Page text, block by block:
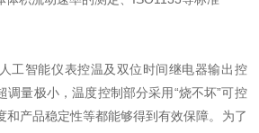
智能仪表控温及双位时间继电器输出控
调量极小，温度控制部分采用“烧不坏”可控
和产品稳定性等都能够得到有效保障。为了